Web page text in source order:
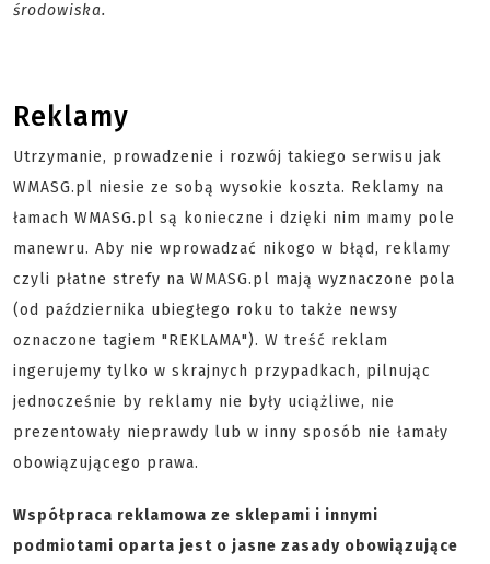
środowiska.
Reklamy
Utrzymanie, prowadzenie i rozwój takiego serwisu jak
WMASG.pl niesie ze sobą wysokie koszta. Reklamy na
łamach WMASG.pl są konieczne i dzięki nim mamy pole
manewru. Aby nie wprowadzać nikogo w błąd, reklamy
czyli płatne strefy na WMASG.pl mają wyznaczone pola
(od października ubiegłego roku to także newsy
oznaczone tagiem "REKLAMA"). W treść reklam
ingerujemy tylko w skrajnych przypadkach, pilnując
jednocześnie by reklamy nie były uciążliwe, nie
prezentowały nieprawdy lub w inny sposób nie łamały
obowiązującego prawa.
Współpraca reklamowa ze sklepami i innymi
podmiotami oparta jest o jasne zasady obowiązujące